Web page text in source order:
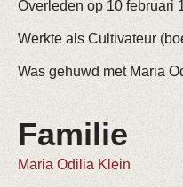
Overleden op 10 februari
Werkte als Cultivateur
Was gehuwd met Maria
Familie
Maria Odilia Klein